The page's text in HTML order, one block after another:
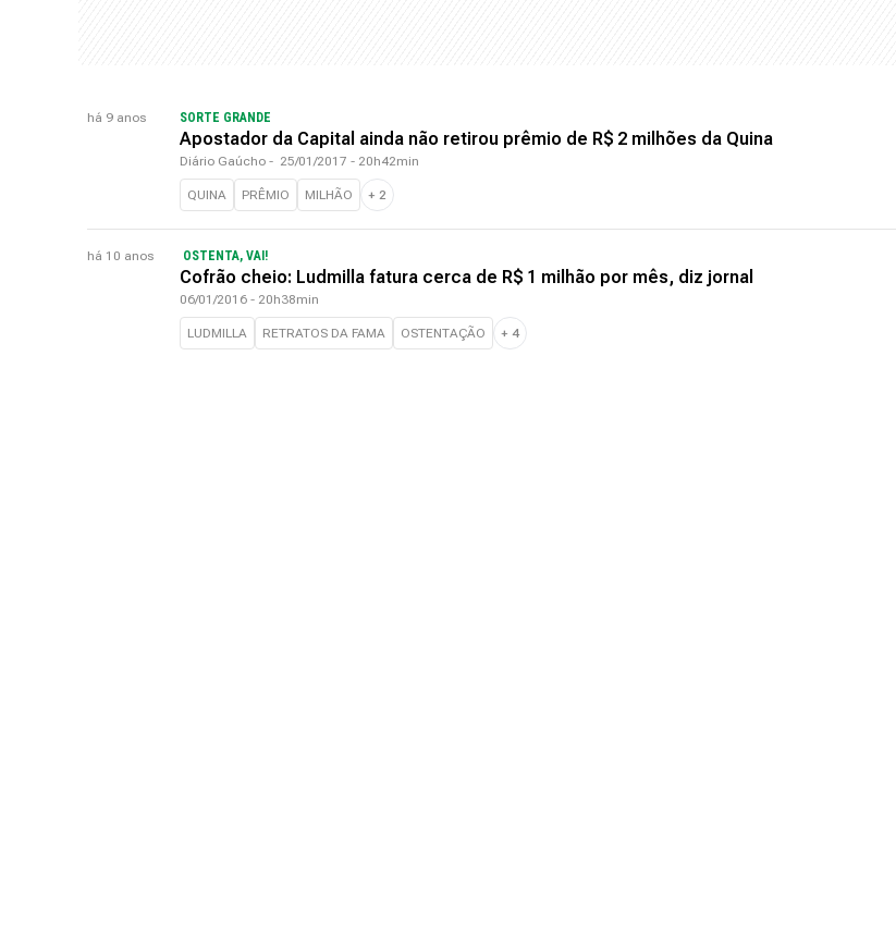
há 9 anos SORTE GRANDE
Apostador da Capital ainda não retirou prêmio de R$ 2 milhões da Quina
Diário Gaúcho - 25/01/2017 - 20h42min
QUINA PRÊMIO MILHÃO + 2
há 10 anos OSTENTA, VAI!
Cofrão cheio: Ludmilla fatura cerca de R$ 1 milhão por mês, diz jornal
06/01/2016 - 20h38min
LUDMILLA RETRATOS DA FAMA OSTENTAÇÃO + 4